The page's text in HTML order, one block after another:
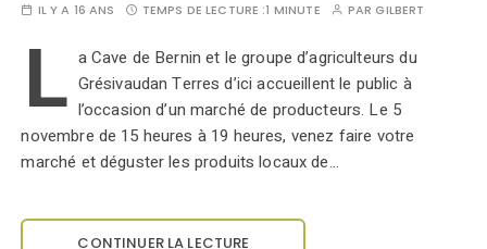
IL Y A 16 ANS TEMPS DE LECTURE :1 MINUTE PARGILBERT
L a Cave de Bernin et le groupe d’agriculteurs du
Grésivaudan Terres d’ici accueillent le public à
l’occasion d’un marché de producteurs. Le 5
novembre de 15 heures à 19 heures, venez faire votre
marché et déguster les produits locaux de…
CONTINUER LA LECTURE